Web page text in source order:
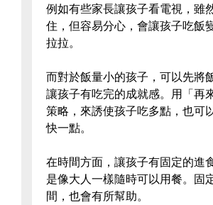
例如有些家長讓孩子看電視，雖
住，但容易分心，會讓孩子吃飯
拉拉。
而對於飯量小的孩子，可以先將
讓孩子有吃完的成就感。用「再
策略，來誘使孩子吃多點，也可
快一點。
在時間方面，讓孩子有固定的進
是像大人一樣隨時可以用餐。固
間，也會有所幫助。